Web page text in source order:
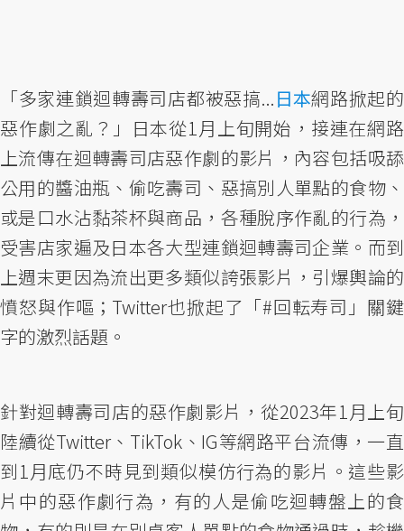
「多家連鎖迴轉壽司店都被惡搞...日本網路掀起的
惡作劇之亂？」日本從1月上旬開始，接連在網路
上流傳在迴轉壽司店惡作劇的影片，內容包括吸舔
公用的醬油瓶、偷吃壽司、惡搞別人單點的食物、
或是口水沾黏茶杯與商品，各種脫序作亂的行為，
受害店家遍及日本各大型連鎖迴轉壽司企業。而到
上週末更因為流出更多類似誇張影片，引爆輿論的
憤怒與作嘔；Twitter也掀起了「#回転寿司」關鍵
字的激烈話題。
針對迴轉壽司店的惡作劇影片，從2023年1月上旬
陸續從Twitter、TikTok、IG等網路平台流傳，一直
到1月底仍不時見到類似模仿行為的影片。這些影
片中的惡作劇行為，有的人是偷吃迴轉盤上的食